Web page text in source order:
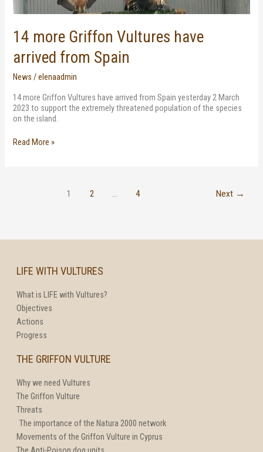
14 more Griffon Vultures have
arrived from Spain
News /elenaadmin
14 more Griffon Vultures have arrived from Spain yesterday 2 March
2023 to support the extremely threatened population of the species
on the island.
Read More »
1 2 4 Next →
LIFE WITH VULTURES
What is LIFE with Vultures?
Objectives
Actions
Progress
THE GRIFFON VULTURE
Why we need Vultures
The Griffon Vulture
Threats
The importance of the Natura 2000 network
Movements of the Griffon Vulture in Cyprus